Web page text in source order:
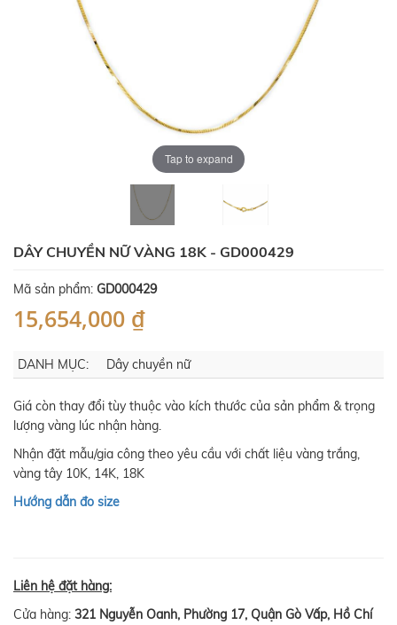
Tap to expand
DÂY CHUYỀN NỮ VÀNG 18K - GD000429
Mã sản phẩm: GD000429
15,654,000 ₫
DANH MỤC: Dây chuyền nữ
Giá còn thay đổi tùy thuộc vào kích thước của sản phẩm & trọng
lượng vàng lúc nhận hàng.
Nhận đặt mẫu/gia công theo yêu cầu với chất liệu vàng trắng,
vàng tây 10K, 14K, 18K
Hướng dẫn đo size
Liên hệ đặt hàng:
Cửa hàng: 321 Nguyễn Oanh, Phường 17, Quận Gò Vấp, Hồ Chí